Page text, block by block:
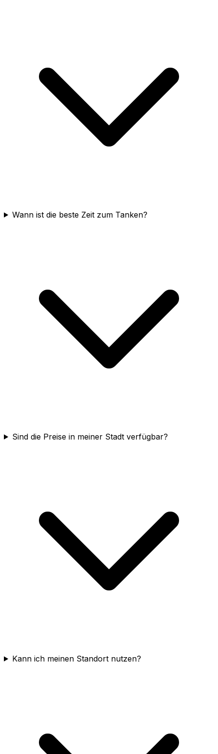
Wann ist die beste Zeit zum Tanken?
Sind die Preise in meiner Stadt verfügbar?
Kann ich meinen Standort nutzen?